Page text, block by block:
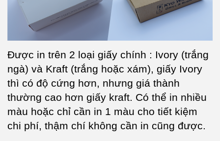
Được in trên 2 loại giấy chính : Ivory (trắng
ngà) và Kraft (trắng hoặc xám), giấy Ivory
thì có độ cứng hơn, nhưng giá thành
thường cao hơn giấy kraft. Có thể in nhiều
màu hoặc chỉ cần in 1 màu cho tiết kiệm
chi phí, thậm chí không cần in cũng được.